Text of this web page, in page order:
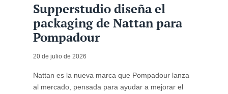
Supperstudio diseña el
packaging de Nattan para
Pompadour
20 de julio de 2026
Nattan es la nueva marca que Pompadour lanza
al mercado, pensada para ayudar a mejorar el